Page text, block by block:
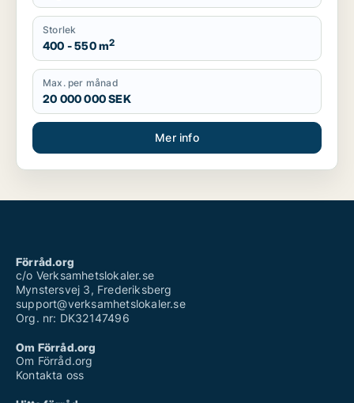
Storlek
400 - 550 m2
Max. per månad
20 000 000 SEK
Mer info
Förråd.org
c/o Verksamhetslokaler.se
Mynstersvej 3, Frederiksberg
support@verksamhetslokaler.se
Org. nr: DK32147496
Om Förråd.org
Om Förråd.org
Kontakta oss